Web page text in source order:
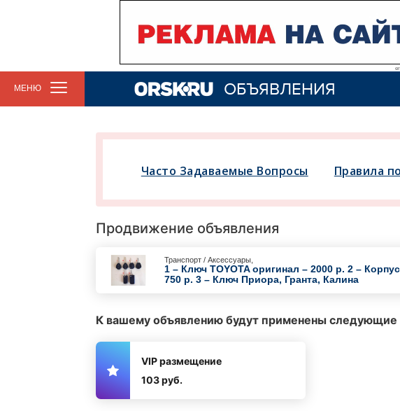
МЕНЮ ОБЪЯВЛЕНИЯ
Часто Задаваемые Вопросы Правила
Продвижение объявления
Транспорт / Аксессуары,
1 – Ключ TOYOTA оригинал – 2000 р. 2 –
750 р. 3 – Ключ Приора, Гранта, Калина
К вашему объявлению будут применены следующие
VIP размещение
103 руб.